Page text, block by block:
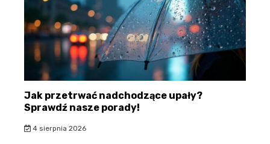
Jak przetrwać nadchodzące upały?
Sprawdź nasze porady!
4 sierpnia 2026